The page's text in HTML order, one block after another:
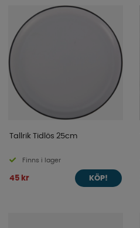
Tallrik Tidlös 25cm
Finns i lager
45 kr KÖP!